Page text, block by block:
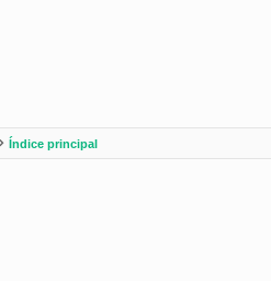
Índice principal